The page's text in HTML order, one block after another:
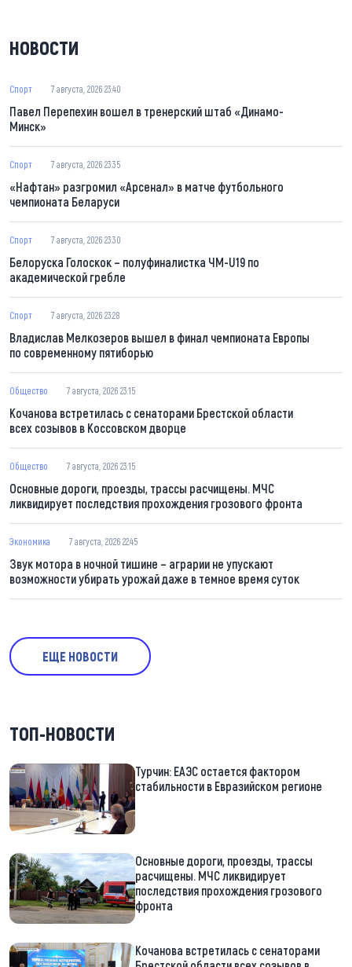
НОВОСТИ
Спорт 7 августа, 2026 23:40
Павел Перепехин вошел в тренерский штаб «Динамо-
Минск»
Спорт 7 августа, 2026 23:35
«Нафтан» разгромил «Арсенал» в матче футбольного
чемпионата Беларуси
Спорт 7 августа, 2026 23:30
Белоруска Голоскок – полуфиналистка ЧМ-U19 по
академической гребле
Спорт 7 августа, 2026 23:28
Владислав Мелкозеров вышел в финал чемпионата Европы
по современному пятиборью
Общество 7 августа, 2026 23:15
Кочанова встретилась с сенаторами Брестской области
всех созывов в Коссовском дворце
Общество 7 августа, 2026 23:15
Основные дороги, проезды, трассы расчищены. МЧС
ликвидирует последствия прохождения грозового фронта
Экономика 7 августа, 2026 22:45
Звук мотора в ночной тишине – аграрии не упускают
возможности убирать урожай даже в темное время суток
ЕЩЕ НОВОСТИ
ТОП-НОВОСТИ
Турчин: ЕАЭС остается фактором
стабильности в Евразийском регионе
Основные дороги, проезды, трассы
расчищены. МЧС ликвидирует
последствия прохождения грозового
фронта
Кочанова встретилась с сенаторами